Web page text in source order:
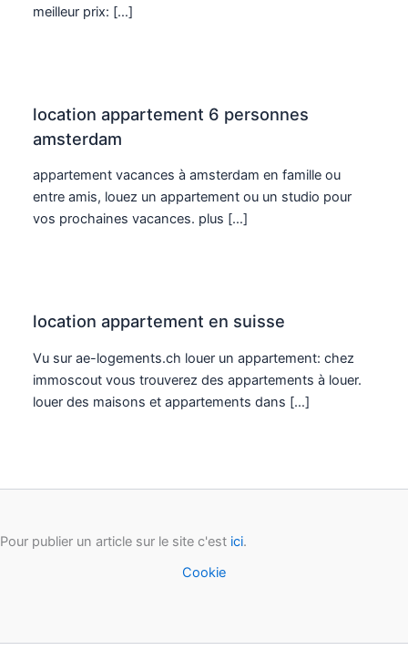
meilleur prix: […]
location appartement 6 personnes
amsterdam
appartement vacances à amsterdam en famille ou
entre amis, louez un appartement ou un studio pour
vos prochaines vacances. plus […]
location appartement en suisse
Vu sur ae-logements.ch louer un appartement: chez
immoscout vous trouverez des appartements à louer.
louer des maisons et appartements dans […]
Pour publier un article sur le site c'est ici.
Cookie